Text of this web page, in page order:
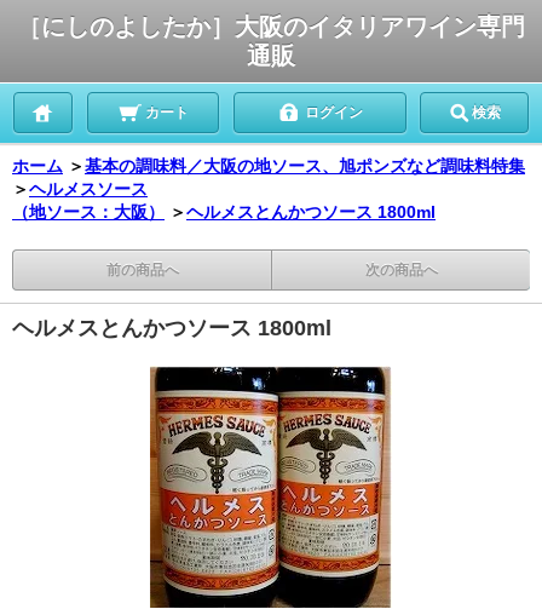
［にしのよしたか］大阪のイタリアワイン専門
通販
カート ログイン 検索
ホーム ＞基本の調味料／大阪の地ソース、旭ポンズなど調味料特集
＞ヘルメスソース
（地ソース：大阪）
＞ヘルメスとんかつソース 1800ml
前の商品へ 次の商品へ
ヘルメスとんかつソース 1800ml